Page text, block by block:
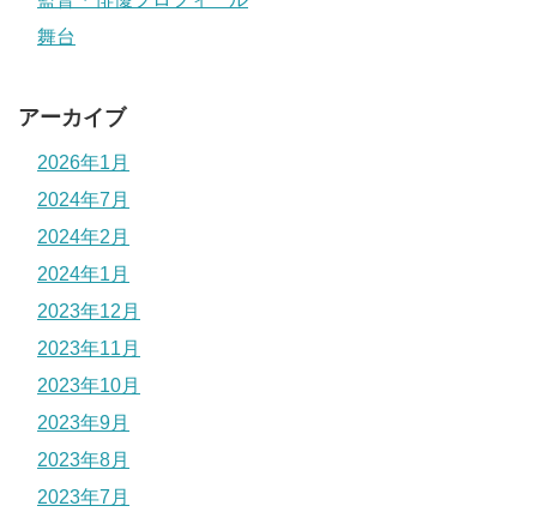
舞台
アーカイブ
2026年1月
2024年7月
2024年2月
2024年1月
2023年12月
2023年11月
2023年10月
2023年9月
2023年8月
2023年7月